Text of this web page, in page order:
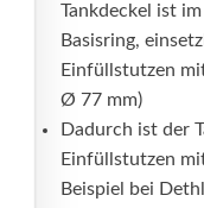
Tankdeckel ist
Basisring,
Einfüllstutzen
Ø 77 mm)
Dadurch ist der
Einfüllstutzen
Beispiel bei